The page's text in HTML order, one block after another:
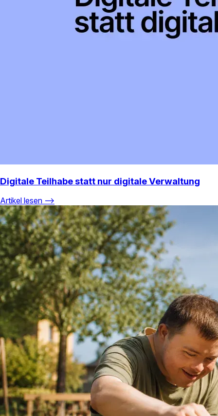
Digitale Teilhabe statt nur digitale Verwaltung
Artikel lesen ⟶